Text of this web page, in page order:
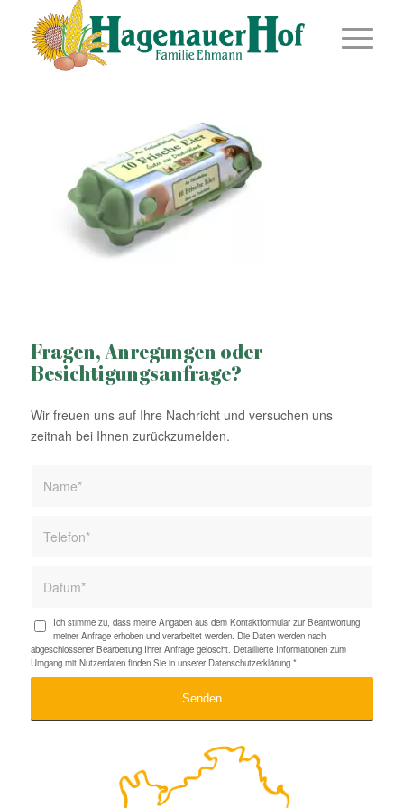
Fragen, Anregungen oder
Besichtigungsanfrage?
Wir freuen uns auf Ihre Nachricht und versuchen uns
zeitnah bei Ihnen zurückzumelden.
Ich stimme zu, dass meine Angaben aus dem Kontaktformular zur Beantwortung
meiner Anfrage erhoben und verarbeitet werden. Die Daten werden nach
abgeschlossener Bearbeitung Ihrer Anfrage gelöscht. Detaillierte Informationen zum
Umgang mit Nutzerdaten finden Sie in unserer Datenschutzerklärung *